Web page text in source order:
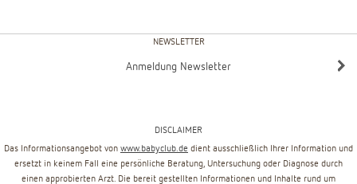
NEWSLETTER
Anmeldung Newsletter
DISCLAIMER
Das Informationsangebot von www.babyclub.de dient ausschließlich Ihrer Information und
ersetzt in keinem Fall eine persönliche Beratung, Untersuchung oder Diagnose durch
einen approbierten Arzt. Die bereit gestellten Informationen und Inhalte rund um